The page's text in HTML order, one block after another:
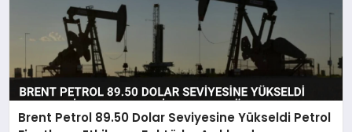
Brent Petrol 89.50 Dolar Seviyesine Yükseldi Petrol